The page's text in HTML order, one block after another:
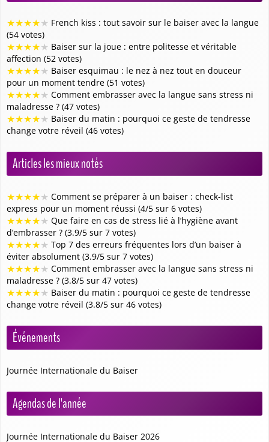
★★★★★ French kiss : tout savoir sur le baiser avec la langue
(54 votes)
★★★★★ Baiser sur la joue : entre politesse et véritable
affection (52 votes)
★★★★★ Baiser esquimau : le nez à nez tout en douceur
pour un moment tendre (51 votes)
★★★★★ Comment embrasser avec la langue sans stress ni
maladresse ? (47 votes)
★★★★★ Baiser du matin : pourquoi ce geste de tendresse
change votre réveil (46 votes)
Articles les mieux notés
★★★★★ Comment se préparer à un baiser : check-list
express pour un moment réussi (4/5 sur 6 votes)
★★★★★ Que faire en cas de stress lié à l’hygiène avant
d’embrasser ? (3.9/5 sur 7 votes)
★★★★★ Top 7 des erreurs fréquentes lors d’un baiser à
éviter absolument (3.9/5 sur 7 votes)
★★★★★ Comment embrasser avec la langue sans stress ni
maladresse ? (3.8/5 sur 47 votes)
★★★★★ Baiser du matin : pourquoi ce geste de tendresse
change votre réveil (3.8/5 sur 46 votes)
Événements
Journée Internationale du Baiser
Agendas de l'année
Journée Internationale du Baiser 2026